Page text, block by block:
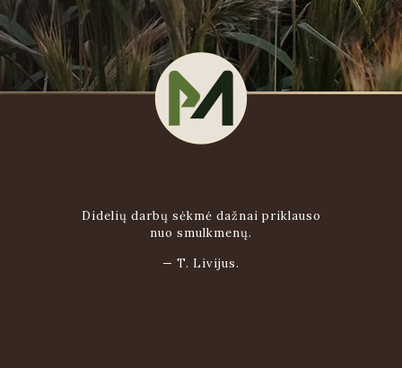
Didelių darbų sėkmė dažnai priklauso
nuo smulkmenų.
— T. Livijus.